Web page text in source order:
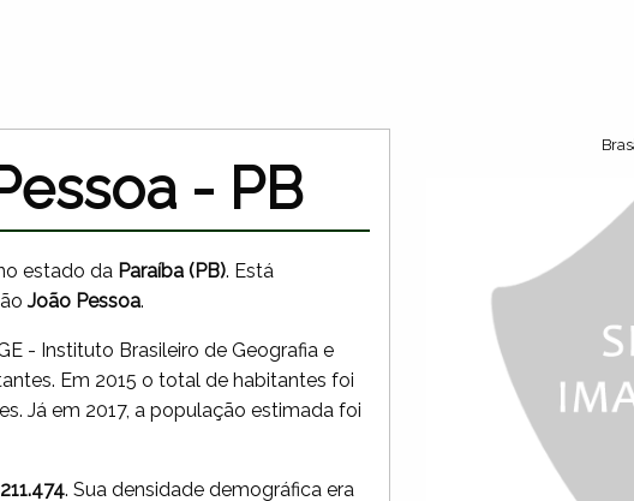
- PB
estado da Paraíba (PB). Está
João Pessoa.
- Instituto Brasileiro de Geografia e
Em 2015 o total de habitantes foi
Já em 2017, a população estimada foi
211.474. Sua densidade demográfica era